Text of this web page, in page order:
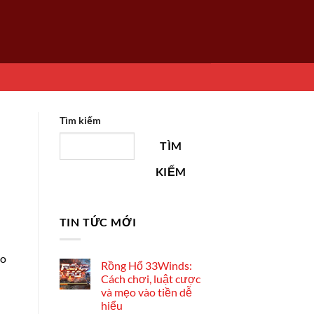
Tìm kiếm
TÌM
KIẾM
TIN TỨC MỚI
Rồng Hổ 33Winds:
Cách chơi, luật cược
và mẹo vào tiền dễ
hiểu